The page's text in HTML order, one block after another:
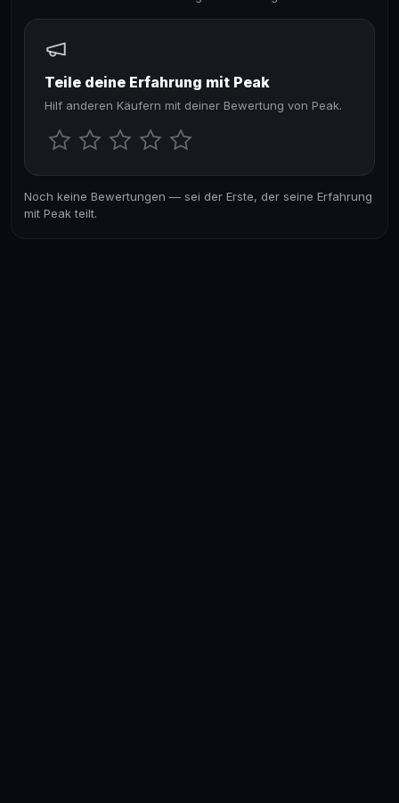
Teile deine Erfahrung mit Peak
Hilf anderen Käufern mit deiner Bewertung von Peak.
Noch keine Bewertungen — sei der Erste, der seine Erfahrung
mit Peak teilt.